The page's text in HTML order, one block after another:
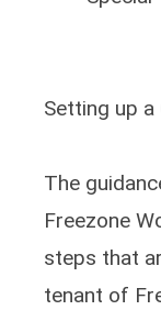
Setting up a
The
Freezone
steps that
tenant of